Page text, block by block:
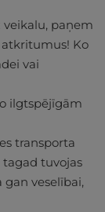
veikalu, paņem
Ko
vai
ilgtspējīgām
transporta
tagad tuvojas
gan veselībai,